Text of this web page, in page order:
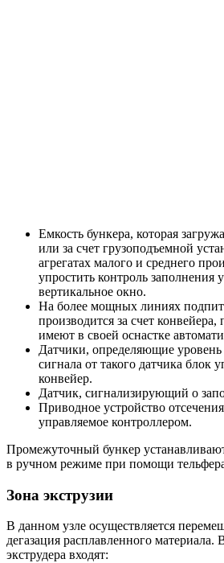
Емкость бункера, которая
или за счет грузоподъемной
агрегатах малого и среднего
упростить контроль заполнения
вертикальное окно.
На более мощных линиях
производится за счет
имеют в своей оснастке
Датчики, определяющие
сигнала от такого датчика блок
конвейер.
Датчик, сигнализирующий о
Приводное устройство
управляемое контроллером.
Промежуточный бункер
в ручном режиме при помощи
Зона экструзии
В данном узле осуществляется
дегазация расплавленного материала.
экструдера входят: